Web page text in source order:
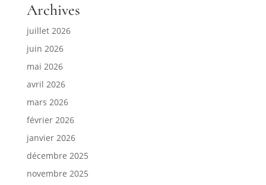
Archives
juillet 2026
juin 2026
mai 2026
avril 2026
mars 2026
février 2026
janvier 2026
décembre 2025
novembre 2025